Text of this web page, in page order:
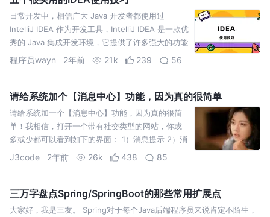
日常开发中，相信广大 Java 开发者都使用过
IntelliJ IDEA 作为开发工具，IntelliJ IDEA 是一款优
秀的 Java 集成开发环境，它提供了许多强大的功能
和快捷键，可以帮助开发
程序员wayn 2年前 21k 239 56
请给系统加个【消息中心】功能，因为真的很简单
请给系统加一个【消息中心】功能，因为真的很简
单！我相信，打开一个带有社交类型的网站，你或
多或少都可以看到如下的界面： 1）消息提示 2）消
息列表 这样 这样 那，这就是我们今天要聊的【消息
J3code 2年前 26k 438 85
三万字盘点Spring/SpringBoot的那些常用扩展点
大家好，我是三友。 Spring对于每个Java后端程序员来说肯定不陌生，